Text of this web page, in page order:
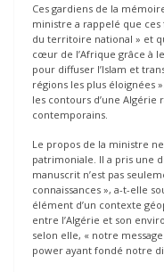
Ces gardiens de la
ministre a rappelé que ces
du territoire national » et
cœur de l’Afrique grâce à
pour diffuser l’Islam et
régions les plus éloignées
les contours d’une Algérie
contemporains.
Le propos de la ministre
patrimoniale. Il a pris une
manuscrit n’est pas
connaissances », a-t-elle
élément d’un contexte
entre l’Algérie et son
selon elle, « notre
power ayant fondé notre